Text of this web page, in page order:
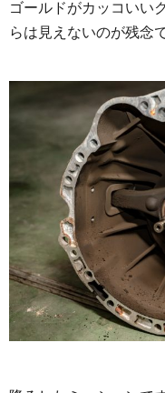
ゴールドがカッコいい
らは見えないのが残念